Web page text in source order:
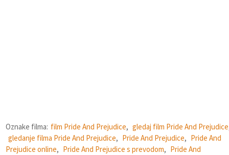
Oznake filma: film Pride And Prejudice, gledaj film Pride And Prejudice
gledanje filma Pride And Prejudice, Pride And Prejudice, Pride And
Prejudice online, Pride And Prejudice s prevodom, Pride And